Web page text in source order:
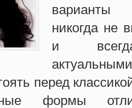
варианты
никогда не
и
перед
формы